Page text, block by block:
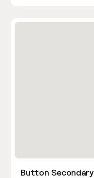
Button Secondary